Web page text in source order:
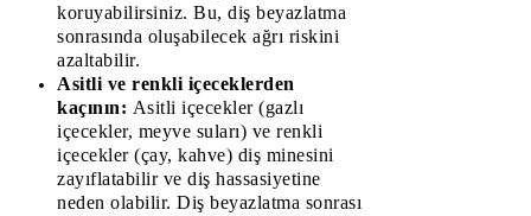
koruyabilirsiniz. Bu, diş beyazlatma
sonrasında oluşabilecek ağrı riskini
azaltabilir.
Asitli ve renkli içeceklerden
kaçının: Asitli içecekler (gazlı
içecekler, meyve suları) ve renkli
içecekler (çay, kahve) diş minesini
zayıflatabilir ve diş hassasiyetine
neden olabilir. Diş beyazlatma sonrası